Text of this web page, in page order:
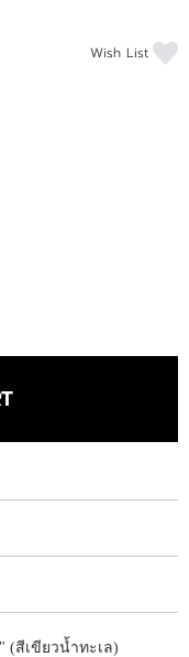
Wish List
(สีเขียวน้ำทะเล)